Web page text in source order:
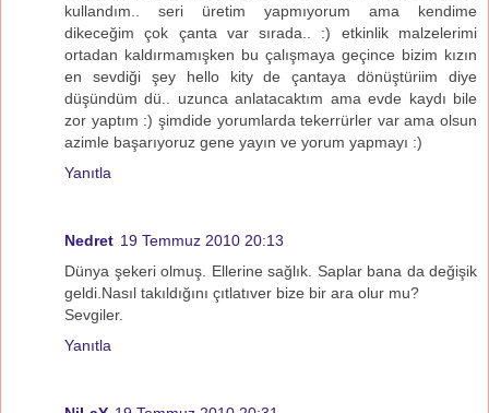
kullandım.. seri üretim yapmıyorum ama kendime
dikeceğim çok çanta var sırada.. :) etkinlik malzelerimi
ortadan kaldırmamışken bu çalışmaya geçince bizim kızın
en sevdiği şey hello kity de çantaya dönüştüriim diye
düşündüm dü.. uzunca anlatacaktım ama evde kaydı bile
zor yaptım :) şimdide yorumlarda tekerrürler var ama olsun
azimle başarıyoruz gene yayın ve yorum yapmayı :)
Yanıtla
Nedret 19 Temmuz 2010 20:13
Dünya şekeri olmuş. Ellerine sağlık. Saplar bana da değişik
geldi.Nasıl takıldığını çıtlatıver bize bir ara olur mu?
Sevgiler.
Yanıtla